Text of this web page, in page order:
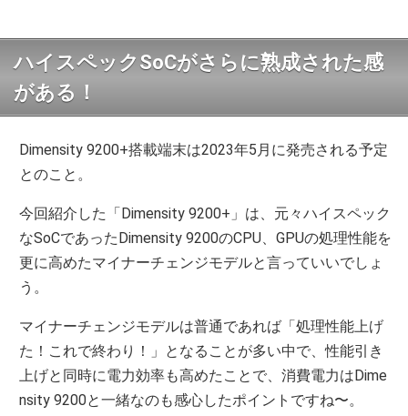
ハイスペックSoCがさらに熟成された感
がある！
Dimensity 9200+搭載端末は2023年5月に発売される予定
とのこと。
今回紹介した「Dimensity 9200+」は、元々ハイスペック
なSoCであったDimensity 9200のCPU、GPUの処理性能を
更に高めたマイナーチェンジモデルと言っていいでしょ
う。
マイナーチェンジモデルは普通であれば「処理性能上げ
た！これで終わり！」となることが多い中で、性能引き
上げと同時に電力効率も高めたことで、消費電力はDime
nsity 9200と一緒なのも感心したポイントですね〜。